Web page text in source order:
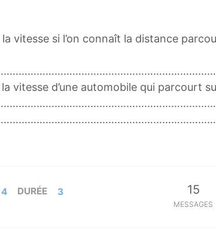
vitesse si l’on connaît la distance
vitesse d’une automobile qui parcourt
4 DURÉE 3 15
MESSAGES